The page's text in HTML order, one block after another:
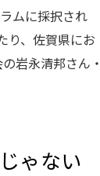
ムに採択され
り、佐賀県にお
岩永清邦さん・
ゃない